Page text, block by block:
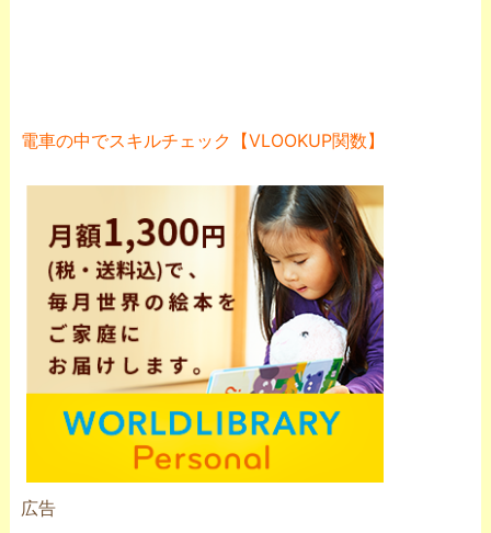
電車の中でスキルチェック【VLOOKUP関数】
広告